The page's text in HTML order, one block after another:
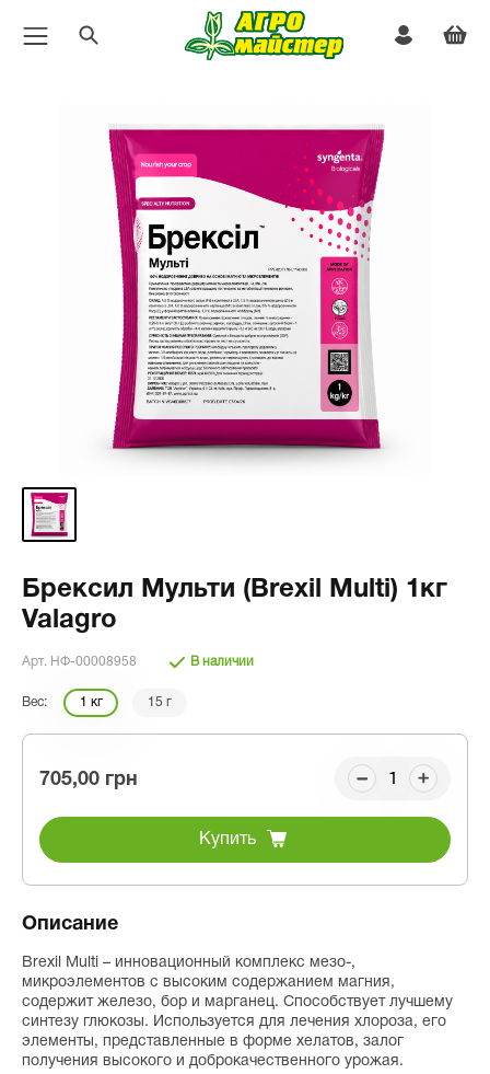
Брексил Мульти (Brexil Multi) 1кг
Valagro
Арт. НФ-00008958 В наличии
Вес: 1 кг 15 г
705,00 грн
Купить
Описание
Brexil Multi – инновационный комплекс мезо-,
микроэлементов с высоким содержанием магния,
содержит железо, бор и марганец. Способствует лучшему
синтезу глюкозы. Используется для лечения хлороза, его
элементы, представленные в форме хелатов, залог
получения высокого и доброкачественного урожая.